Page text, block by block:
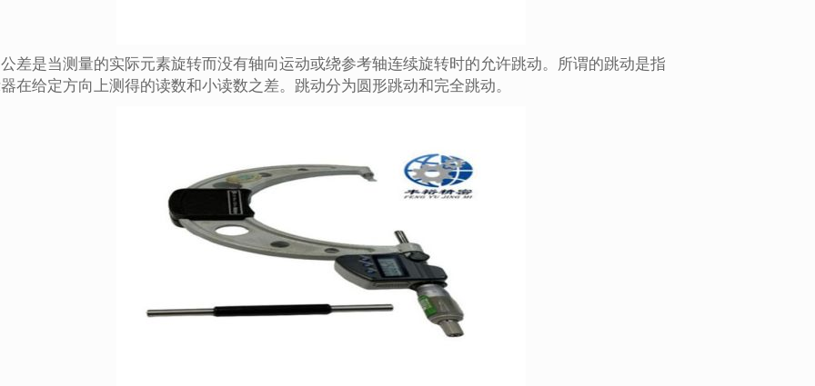
差是当测量的实际元素旋转而没有轴向运动或绕参考轴连续旋转时的允许跳动。所谓的跳动是指
在给定方向上测得的读数和小读数之差。跳动分为圆形跳动和完全跳动。